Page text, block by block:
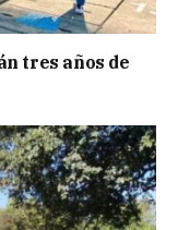
tres años de